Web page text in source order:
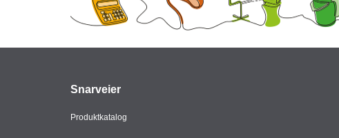
Snarveier
Produktkatalog